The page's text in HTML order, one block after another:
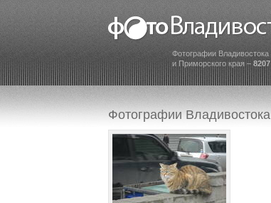
Фотографии Владивостока
и Приморского края – 8207
Фотографии Владивостока